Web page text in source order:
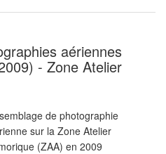
aériennes
- Zone Atelier
de photographie
sur la Zone Atelier
(ZAA) en 2009